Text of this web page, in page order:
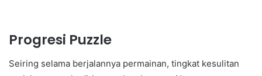
Progresi Puzzle
Seiring selama berjalannya permainan, tingkat kesulitan